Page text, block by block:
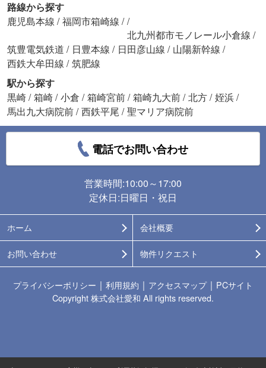
路線から探す
鹿児島本線 / 福岡市箱崎線 / /
北九州都市モノレール小倉線 /
筑豊電気鉄道 / 日豊本線 / 日田彦山線 / 山陽新幹線 /
西鉄大牟田線 / 筑肥線
駅から探す
黒崎/ 箱崎/ 小倉 / 箱崎宮前/ 箱崎九大前/ 北方/ 姪浜/
馬出九大病院前/ 西鉄平尾 / 聖マリア病院前
電話でお問い合わせ
営業時間:10:00～17:00
定休日:日曜日・祝日
ホーム 会社概要
お問い合わせ 物件リクエスト
プライバシーポリシー ｜ 利用規約 ｜ アクセスマップ｜ PCサイト
Copyright 株式会社愛和 All rights reserved.